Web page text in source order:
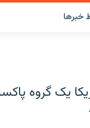
خبرها
یک گروه